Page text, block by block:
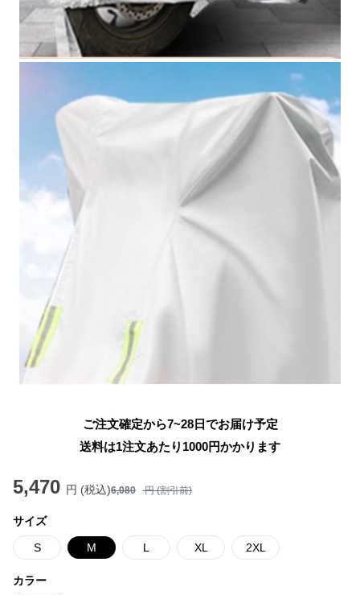
ご注文確定から7~28日でお届け予定
送料は1注文あたり 1000円かかります
5,470 円 (税込)6,080 円 (割引前)
サイズ
S M L XL 2XL
カラー